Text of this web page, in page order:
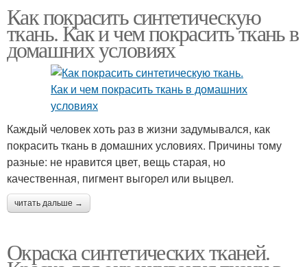
Как покрасить синтетическую
ткань. Как и чем покрасить ткань в
домашних условиях
Каждый человек хоть раз в жизни задумывался, как
покрасить ткань в домашних условиях. Причины тому
разные: не нравится цвет, вещь старая, но
качественная, пигмент выгорел или выцвел.
читать дальше →
Окраска синтетических тканей.